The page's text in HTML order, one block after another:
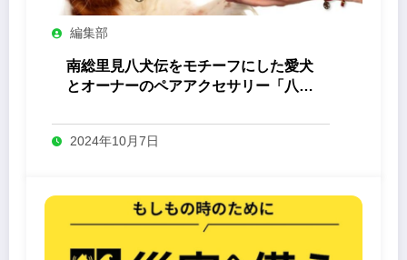
編集部
南総里見八犬伝をモチーフにした愛犬
とオーナーのペアアクセサリー「八心
2024年10月7日